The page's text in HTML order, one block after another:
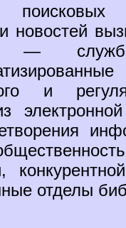
новостей
—
и
отделы